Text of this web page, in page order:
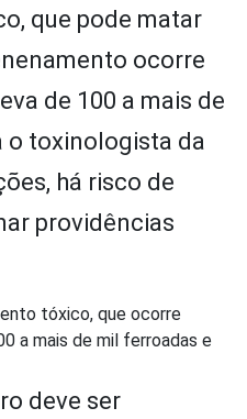
que pode matar
ocorre
de 100 a mais de
o toxinologista da
há risco de
providências
tóxico, que ocorre
a mais de mil ferroadas e
deve ser